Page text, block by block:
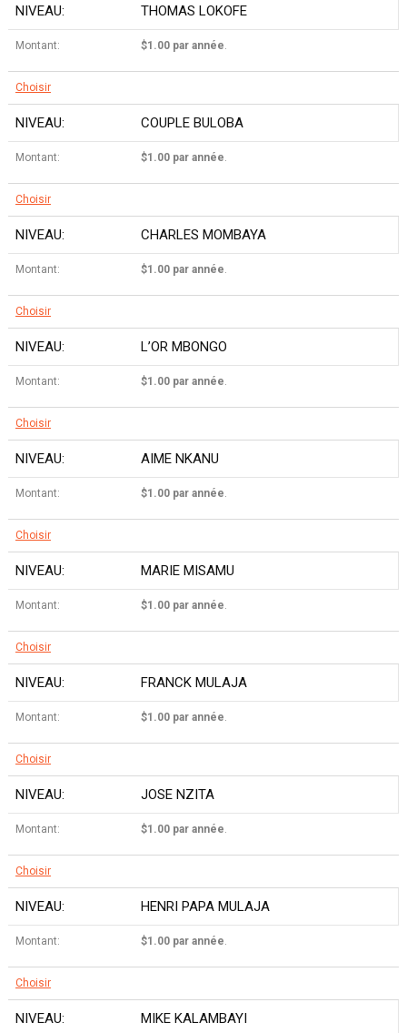
THOMAS LOKOFE
$1.00 par année.
Choisir
COUPLE BULOBA
$1.00 par année.
Choisir
CHARLES MOMBAYA
$1.00 par année.
Choisir
L’OR MBONGO
$1.00 par année.
Choisir
AIME NKANU
$1.00 par année.
Choisir
MARIE MISAMU
$1.00 par année.
Choisir
FRANCK MULAJA
$1.00 par année.
Choisir
JOSE NZITA
$1.00 par année.
Choisir
HENRI PAPA MULAJA
$1.00 par année.
Choisir
MIKE KALAMBAYI